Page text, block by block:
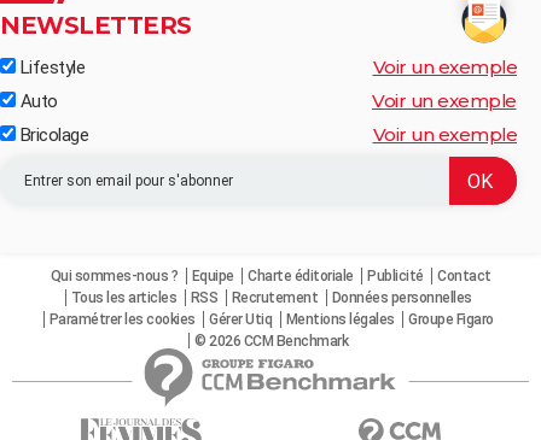
NEWSLETTERS
Lifestyle Voir un exemple
Auto Voir un exemple
Bricolage Voir un exemple
Qui sommes-nous ? Equipe Charte éditoriale Publicité
Contact
Tous les articles
RSS Recrutement
Données personnelles
Paramétrer les cookies
Gérer Utiq Mentions légales
Groupe Figaro
© 2026 CCM Benchmark